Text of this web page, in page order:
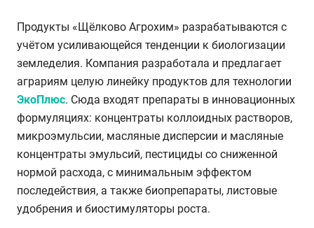
Продукты «Щёлково Агрохим» разрабатываются с
учётом усиливающейся тенденции к биологизации
земледелия. Компания разработала и предлагает
аграриям целую линейку продуктов для технологии
ЭкоПлюс. Сюда входят препараты в инновационных
формуляциях: концентраты коллоидных растворов,
микроэмульсии, масляные дисперсии и масляные
концентраты эмульсий, пестициды со сниженной
нормой расхода, с минимальным эффектом
последействия, а также биопрепараты, листовые
удобрения и биостимуляторы роста.